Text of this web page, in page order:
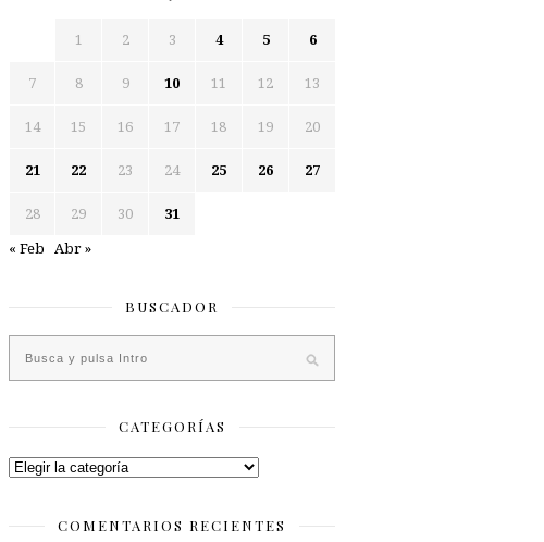
1 2 3 4 5 6
7 8 9 10 11 12 13
14 15 16 17 18 19 20
21 22 23 24 25 26 27
28 29 30 31
« Feb Abr »
BUSCADOR
CATEGORÍAS
Categorías
COMENTARIOS RECIENTES